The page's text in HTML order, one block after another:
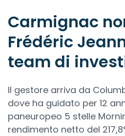
Carmignac
Frédéric
team di
Il gestore arriva da
dove ha guidato per 12
paneuropeo 5 stelle
rendimento netto del